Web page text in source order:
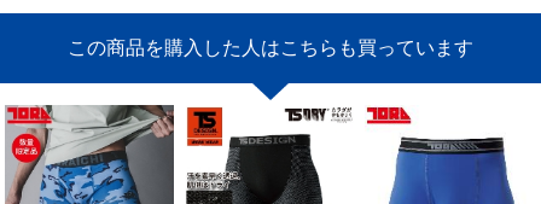
この商品を購入した人はこちらも買っています